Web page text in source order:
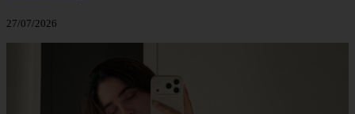
27/07/2026